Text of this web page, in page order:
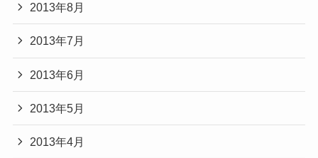
2013年8月
2013年7月
2013年6月
2013年5月
2013年4月